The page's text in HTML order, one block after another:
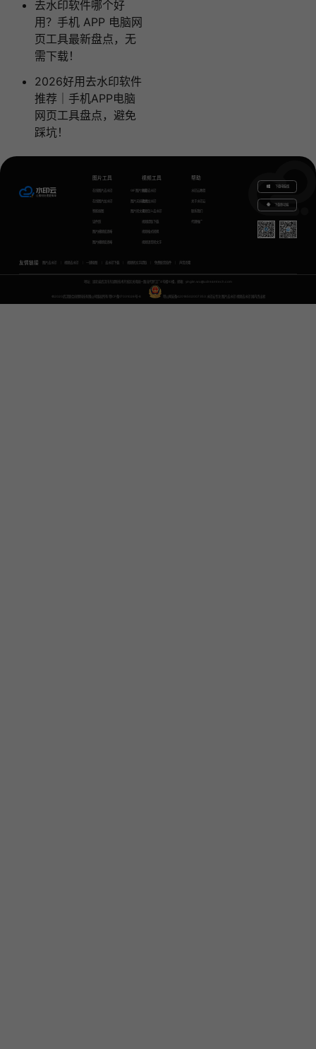
去水印软件哪个好
用？手机 APP 电脑网
页工具最新盘点，无
需下载！
2026好用去水印软件
推荐｜手机APP电脑
网页工具盘点，避免
踩坑！
图片工具
在线图片去水印
在线图片加水印
智能抠图
证件照
图片模糊变清晰
图片模糊变清晰
GIF图片生成
图片无损放大
图片转文字
视频工具
视频去水印
视频加水印
视频怎么去水印
视频提取下载
视频格式转换
视频语音转文字
帮助
水印云教程
关于水印云
联系我们
代理推广
下载电脑版
下载移动端
友情链接 图片去水印 视频去水印 一键抠图 去水印下载 视频转文字提取 免费配音软件 声音克隆
地址：湖北省武汉市东湖新技术开发区关南园一路当代梦工厂4号楼10楼，邮箱：yinglin.wu@udreamtech.com
©2020武汉联合创想科技有限公司版权所有 鄂ICP备17031026号-8 鄂公网安备42018502007353 水印云专注 图片去水印 视频去水印 国内杰出者